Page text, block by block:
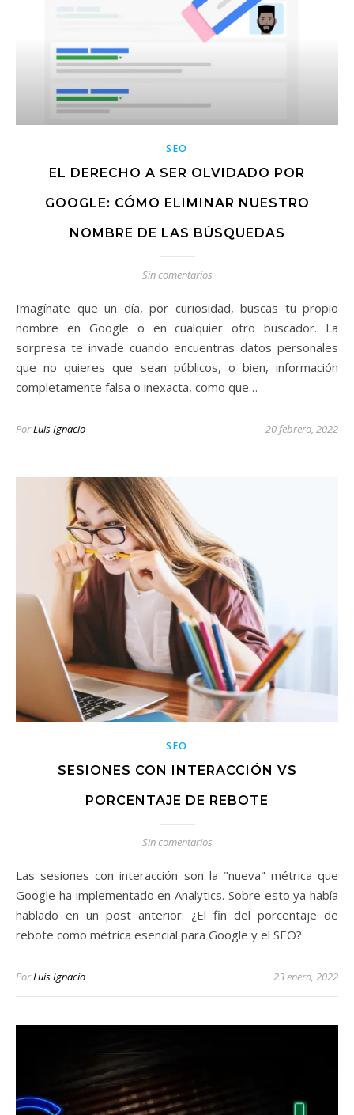
SEO
EL DERECHO A SER OLVIDADO POR
GOOGLE: CÓMO ELIMINAR NUESTRO
NOMBRE DE LAS BÚSQUEDAS
Sin comentarios
Imagínate que un día, por curiosidad, buscas tu propio
nombre en Google o en cualquier otro buscador. La
sorpresa te invade cuando encuentras datos personales
que no quieres que sean públicos, o bien, información
completamente falsa o inexacta, como que…
PorLuis Ignacio 20 febrero, 2022
SEO
SESIONES CON INTERACCIÓN VS
PORCENTAJE DE REBOTE
Sin comentarios
Las sesiones con interacción son la "nueva" métrica que
Google ha implementado en Analytics. Sobre esto ya había
hablado en un post anterior: ¿El fin del porcentaje de
rebote como métrica esencial para Google y el SEO?
PorLuis Ignacio 23 enero, 2022